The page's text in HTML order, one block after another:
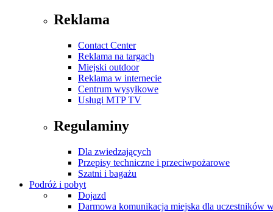
Reklama
Contact Center
Reklama na targach
Miejski outdoor
Reklama w internecie
Centrum wysyłkowe
Usługi MTP TV
Regulaminy
Dla zwiedzających
Przepisy techniczne i przeciwpożarowe
Szatni i bagażu
Podróż i pobyt
Dojazd
Darmowa komunikacja miejska dla uczestników